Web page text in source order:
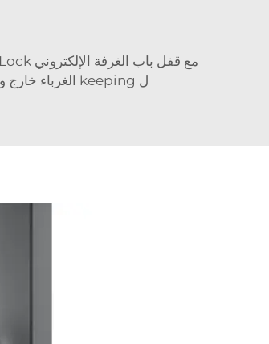
مع قفل باب الغرفة الإلكتروني Tenon eLock، يمكنك أن تطمئن إلى خصوصيتك والتأكد من أن لا أحد قد اقتحم غرفتك. هذه الأقفال
ل keeping الغرباء خارج والراحة. يمكنك أيضًا برمجة إنذارات إذا حاول أحدهم العبث بها. لا داعي للقلق؛ تأكد من إغلاق الباب بشكل صحيح باستخدام قفلنا!